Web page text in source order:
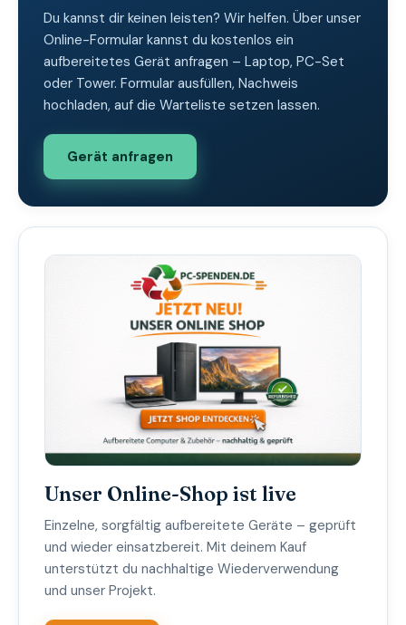
Du kannst dir keinen leisten? Wir helfen. Über unser
Online-Formular kannst du kostenlos ein
aufbereitetes Gerät anfragen – Laptop, PC-Set
oder Tower. Formular ausfüllen, Nachweis
hochladen, auf die Warteliste setzen lassen.
Gerät anfragen
Unser Online-Shop ist live
Einzelne, sorgfältig aufbereitete Geräte – geprüft
und wieder einsatzbereit. Mit deinem Kauf
unterstützt du nachhaltige Wiederverwendung
und unser Projekt.